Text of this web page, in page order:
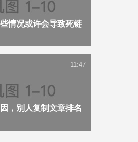
情况或许会导致死链
，别人复制文章排名
11:47